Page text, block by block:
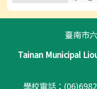
頁尾區域內容臺南市
Tainan Municipal
學校電話：